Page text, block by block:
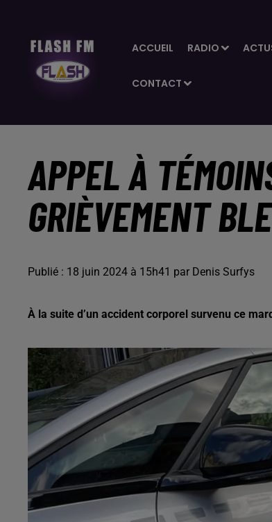
ACCUEIL RADIO
CONTACT
APPEL À
GRIÈVEMENT
Publié : 18 juin 2024 à 15h41 par Denis Surfys
À la suite d’un accident corporel survenu ce